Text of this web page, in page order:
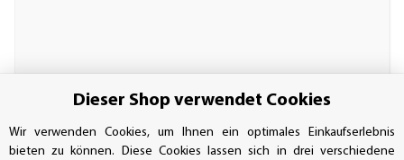
Dieser Shop verwendet Cookies
Wir verwenden Cookies, um Ihnen ein optimales Einkaufserlebnis
bieten zu können. Diese Cookies lassen sich in drei verschiedene